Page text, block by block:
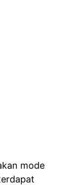
mode